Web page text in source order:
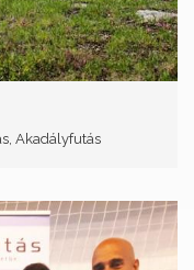
Akadályfutás